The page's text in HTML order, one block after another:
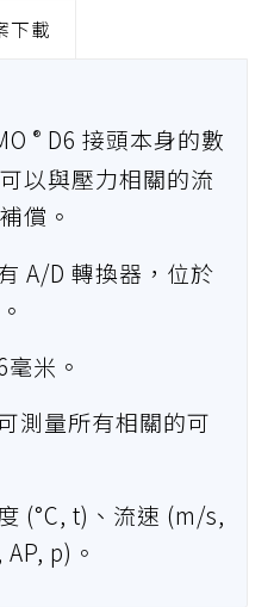
下載
® D6 接頭本身的數
以與壓力相關的流
償。
A/D 轉換器，位於
米。
測量所有相關的可
(°C, t)、流速 (m/s,
p)。